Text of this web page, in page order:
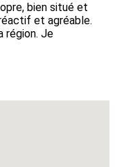
bien situé et
et agréable.
région. Je